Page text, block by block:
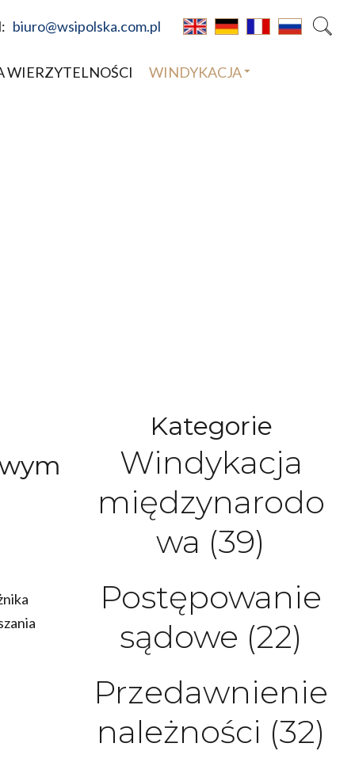
biuro@wsipolska.com.pl
WIERZYTELNOŚCI WINDYKACJA
Kategorie
Windykacja
międzynarodo
wa (39)
Postępowanie
sądowe (22)
Przedawnienie
należności (32)